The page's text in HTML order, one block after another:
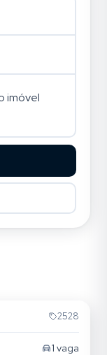
2528
1 vaga